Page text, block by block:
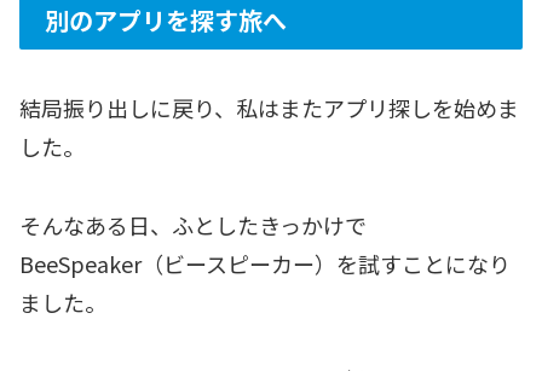
別のアプリを探す旅へ
結局振り出しに戻り、私はまたアプリ探しを始めま
した。
そんなある日、ふとしたきっかけで
BeeSpeaker（ビースピーカー）を試すことになり
ました。